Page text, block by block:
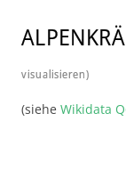
visualisieren)
(siehe Wikidata